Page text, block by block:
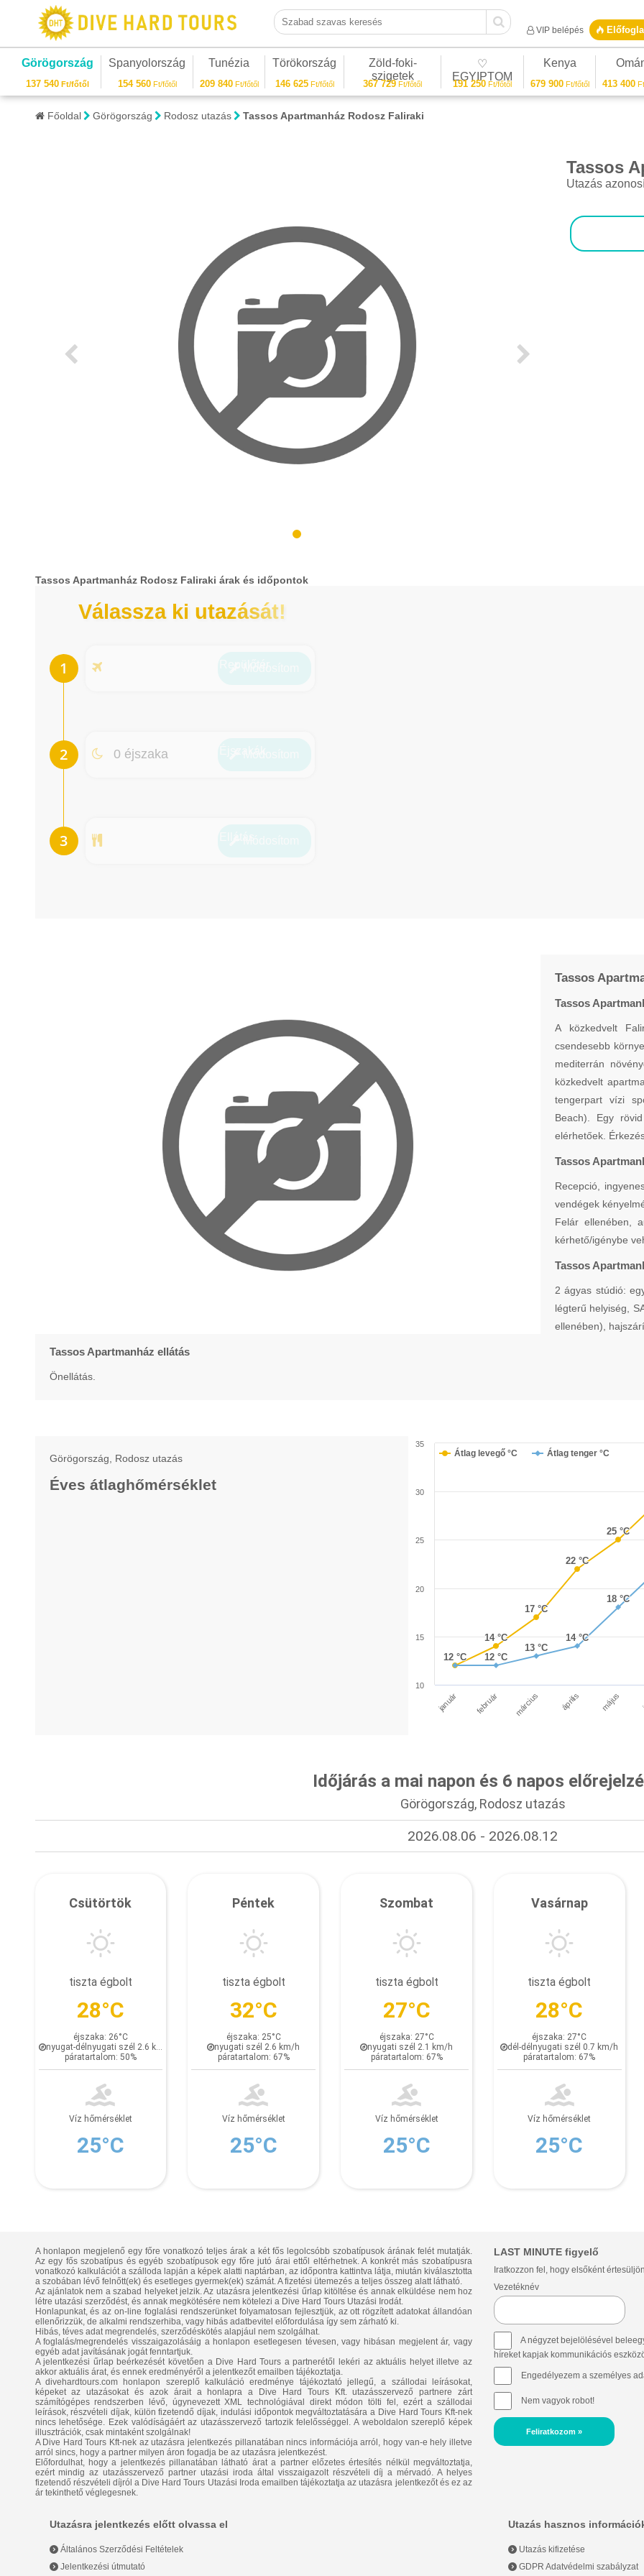
Szabad szavas keresés
VIP belépés
Görögország
137 540 Ft/főtől
Spanyolország
154 560Ft/főtől
Tunézia
209 840Ft/főtől
Törökország
146 625Ft/főtől
Zöld-foki-
szigetek
367 729 Ft/főtől
♡
EGYIPTOM
191 250 Ft/főtől
Kenya
679 900Ft/főtől 413 400
Főoldal Görögország Rodosz utazás Tassos Apartmanház Rodosz Faliraki
Tassos
Utazás
Tassos Apartmanház Rodosz Faliraki árak és időpontok
Válassza ki utazását!
0 éjszaka
Tassos
Tassos
A közkedvelt
csendesebb
mediterrán
közkedvelt
tengerpart vízi
Beach). Egy
elérhetőek.
Tassos
Recepció,
vendégek
Felár ellenében,
kérhető/igénybe
Tassos
2 ágyas stúdió:
légterű helyiség,
ellenében),
Tassos Apartmanház ellátás
Önellátás.
Görögország, Rodosz utazás
Éves átlaghőmérséklet
12 °C
12 °C
14 °C
14 °C
17 °C
17 °C
22 °C
22 °C
25 °C
25 °C
12 °C
12 °C
13 °C
13 °C
14 °C
14 °C
18 °C
18 °C
Átlag levegő °C Átlag tenger °C
január február március április május
10
15
20
25
30
35
Időjárás a mai napon és 6 napos
Görögország, Rodosz utazás
2026.08.06 - 2026.08.12
Csütörtök
tiszta égbolt
28°C
éjszaka: 26°C
nyugat-délnyugati szél 2.6 km/h
páratartalom: 50%
Víz hőmérséklet
25°C
Péntek
tiszta égbolt
32°C
éjszaka: 25°C
nyugati szél 2.6 km/h
páratartalom: 67%
Víz hőmérséklet
25°C
Szombat
tiszta égbolt
27°C
éjszaka: 27°C
nyugati szél 2.1 km/h
páratartalom: 67%
Víz hőmérséklet
25°C
Vasárnap
tiszta égbolt
28°C
éjszaka: 27°C
dél-délnyugati szél 0.7 km/h
páratartalom: 67%
Víz hőmérséklet
25°C
LAST MINUTE figyelő
Iratkozzon fel, hogy elsőként
Vezetéknév
A négyzet bejelölésével
híreket kapjak kommunikációs
Engedélyezem a személyes
Nem vagyok robot!
Feliratkozom »
A honlapon megjelenő egy főre vonatkozó teljes árak a két fős legolcsóbb szobatípusok árának felét mutatják.
Az egy fős szobatípus és egyéb szobatípusok egy főre jutó árai ettől eltérhetnek. A konkrét más szobatípusra
vonatkozó kalkulációt a szálloda lapján a képek alatti naptárban, az időpontra kattintva látja, miután kiválasztotta
a szobában lévő felnőtt(ek) és esetleges gyermek(ek) számát. A fizetési ütemezés a teljes összeg alatt látható.
Az ajánlatok nem a szabad helyeket jelzik. Az utazásra jelentkezési űrlap kitöltése és annak elküldése nem hoz
létre utazási szerződést, és annak megkötésére nem kötelezi a Dive Hard Tours Utazási Irodát.
Honlapunkat, és az on-line foglalási rendszerünket folyamatosan fejlesztjük, az ott rögzített adatokat állandóan
ellenőrizzük, de alkalmi rendszerhiba, vagy hibás adatbevitel előfordulása így sem zárható ki.
Hibás, téves adat megrendelés, szerződéskötés alapjául nem szolgálhat.
A foglalás/megrendelés visszaigazolásáig a honlapon esetlegesen tévesen, vagy hibásan megjelent ár, vagy
egyéb adat javításának jogát fenntartjuk.
A jelentkezési űrlap beérkezését követően a Dive Hard Tours a partnerétől lekéri az aktuális helyet illetve az
akkor aktuális árat, és ennek eredményéről a jelentkezőt emailben tájékoztatja.
A divehardtours.com honlapon szereplő kalkuláció eredménye tájékoztató jellegű, a szállodai leírásokat,
képeket az utazásokat és azok árait a honlapra a Dive Hard Tours Kft. utazásszervező partnere zárt
számítógépes rendszerben lévő, úgynevezett XML technológiával direkt módon tölti fel, ezért a szállodai
leírások, részvételi díjak, külön fizetendő díjak, indulási időpontok megváltoztatására a Dive Hard Tours Kft-nek
nincs lehetősége. Ezek valódíságáért az utazásszervező tartozik felelősséggel. A weboldalon szereplő képek
illusztrációk, csak mintaként szolgálnak!
A Dive Hard Tours Kft-nek az utazásra jelentkezés pillanatában nincs információja arról, hogy van-e hely illetve
arról sincs, hogy a partner milyen áron fogadja be az utazásra jelentkezést.
Előfordulhat, hogy a jelentkezés pillanatában látható árat a partner előzetes értesítés nélkül megváltoztatja,
ezért mindig az utazásszervező partner utazási iroda által visszaigazolt részvételi díj a mérvadó. A helyes
fizetendő részvételi díjról a Dive Hard Tours Utazási Iroda emailben tájékoztatja az utazásra jelentkezőt és ez az
ár tekinthető véglegesnek.
Utazásra jelentkezés előtt olvassa el
Általános Szerződési Feltételek
Jelentkezési útmutató
Utazás hasznos
Utazás kifizetése
GDPR Adatvédelmi szabályzat